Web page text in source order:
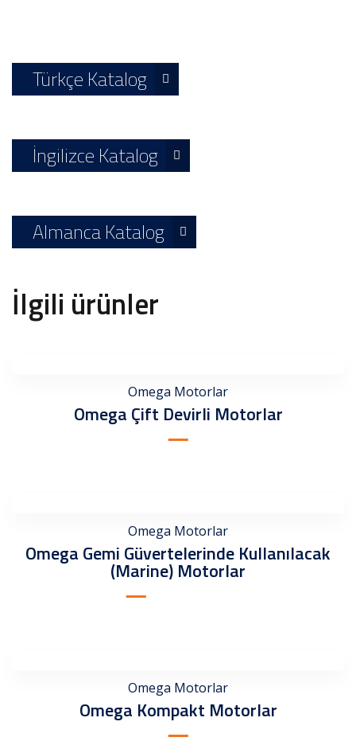
Türkçe Katalog
İngilizce Katalog
Almanca Katalog
İlgili ürünler
Omega Motorlar
Omega Çift Devirli Motorlar
Omega Motorlar
Omega Gemi Güvertelerinde Kullanılacak
(Marine) Motorlar
Omega Motorlar
Omega Kompakt Motorlar